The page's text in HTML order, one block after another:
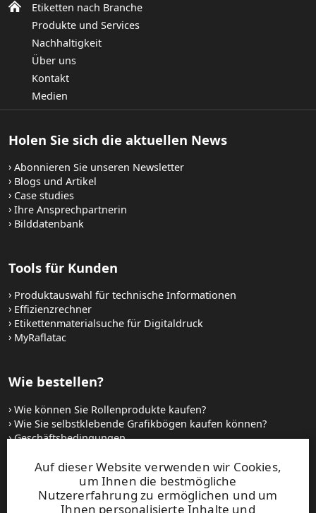
Auf dieser Website verwenden wir Cookies,
um Ihnen die bestmögliche
Nutzererfahrung zu ermöglichen und um
Ihnen personalisierte Inhalte und
Etiketten nach Branche
Produkte und Services
Nachhaltigkeit
Über uns
Kontakt
Medien
Holen Sie sich die aktuellen News
Abonnieren Sie unseren Newsletter
Blogs und Artikel
Case studies
Ihre Ansprechpartnerin
Bilddatenbank
Tools für Kunden
Produktauswahl für technische Informationen
Effizienzrechner
Etikettenmaterialsuche für Digitaldruck
MyRaflatac
Wie bestellen?
Wie können Sie Rollenprodukte kaufen?
Wie Sie selbstklebende Grafikbögen kaufen können?
Geschäftsbedingungen
Websites und kontakt